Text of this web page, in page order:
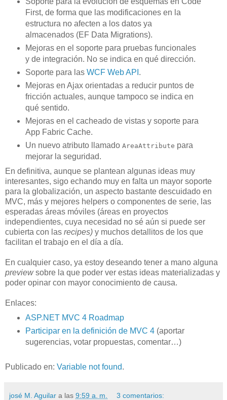
First, de forma que las modificaciones en la
estructura no afecten a los datos ya
almacenados (EF Data Migrations).
Mejoras en el soporte para pruebas funcionales
y de integración. No se indica en qué dirección.
Soporte para las WCF Web API .
Mejoras en Ajax orientadas a reducir puntos de
fricción actuales, aunque tampoco se indica en
qué sentido.
Mejoras en el cacheado de vistas y soporte para
App Fabric Cache.
Un nuevo atributo llamado AreaAttribute para
mejorar la seguridad.
En definitiva, aunque se plantean algunas ideas muy
interesantes, sigo echando muy en falta un mayor soporte
para la globalización, un aspecto bastante descuidado en
MVC, más y mejores helpers o componentes de serie, las
esperadas áreas móviles (áreas en proyectos
independientes, cuya necesidad no sé aún si puede ser
cubierta con las recipes) y muchos detallitos de los que
facilitan el trabajo en el día a día.
En cualquier caso, ya estoy deseando tener a mano alguna
previewsobre la que poder ver estas ideas materializadas y
poder opinar con mayor conocimiento de causa.
Enlaces:
ASP.NET MVC 4 Roadmap
Participar en la definición de MVC 4(aportar
sugerencias, votar propuestas, comentar…)
Publicado en: Variable not found.
josé M. Aguilar a las 9:59 a. m. 3 comentarios: